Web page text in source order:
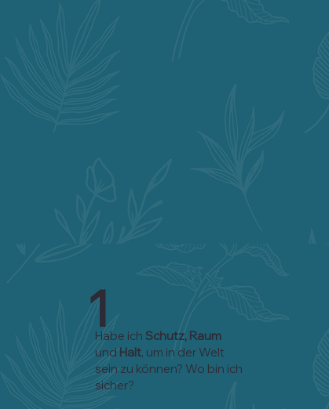
1
Habe ich Schutz, Raum
und Halt, um in der Welt
sein zu können? Wo bin ich
sicher?